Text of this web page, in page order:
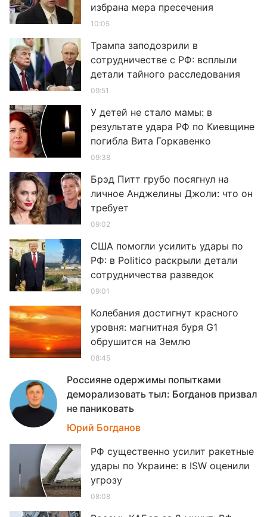
избрана мера пресечения
10:05
Трампа заподозрили в
сотрудничестве с РФ: всплыли
детали тайного расследования
09:51
У детей не стало мамы: в
результате удара РФ по Киевщине
погибла Вита Горкавенко
09:38
Брэд Питт грубо посягнул на
личное Анджелины Джоли: что он
требует
09:02
США помогли усилить удары по
РФ: в Politico раскрыли детали
сотрудничества разведок
09:01
Колебания достигнут красного
уровня: магнитная буря G1
обрушится на Землю
08:45
Россияне одержимы попытками
деморализовать тыл: Богданов призвал
не паниковать
Юрий Богданов
РФ существенно усилит ракетные
удары по Украине: в ISW оценили
угрозу
08:08